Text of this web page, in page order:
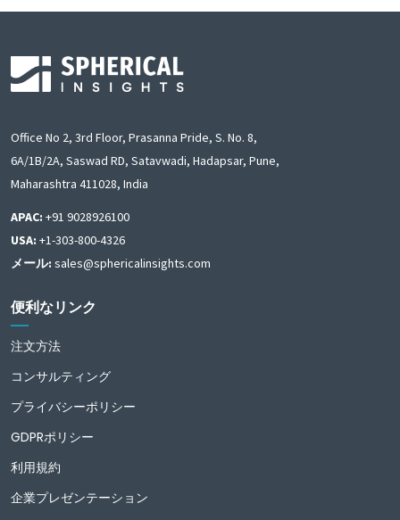
Office No 2, 3rd Floor, Prasanna Pride, S. No. 8,
6A/1B/2A, Saswad RD, Satavwadi, Hadapsar, Pune,
Maharashtra 411028, India
APAC: +91 9028926100
USA: +1-303-800-4326
メール: sales@sphericalinsights.com
便利なリンク
注文方法
コンサルティング
プライバシーポリシー
GDPRポリシー
利用規約
企業プレゼンテーション